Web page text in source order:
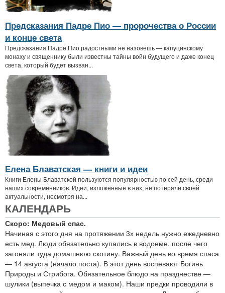
Предсказания Падре Пио — пророчества о России
и конце света
Предсказания Падре Пио радостными не назовешь — капуцинскому
монаху и священнику были известны тайны войн будущего и даже конец
света, который будет вызван...
Елена Блаватская — книги и идеи
Книги Елены Блаватской пользуются популярностью по сей день, среди
наших современников. Идеи, изложенные в них, не потеряли своей
актуальности, несмотря на...
КАЛЕНДАРЬ
Скоро: Медовый спас.
Начиная с этого дня на протяжении 3х недель нужно ежедневно
есть мед. Люди обязательно купались в водоеме, после чего
загоняли туда домашнюю скотину. Важный день во время спаса
— 14 августа (начало поста). В этот день воспевают Богинь
Природы и Стрибога. Обязательное блюдо на празднестве —
шулики (выпечка с медом и маком). Наши предки проводили в